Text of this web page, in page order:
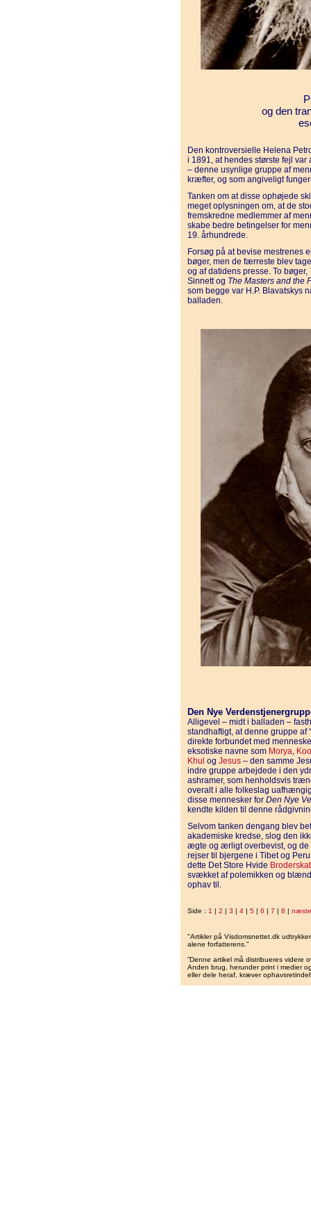
og den
Den kontroversielle Helena
i 1891, at hendes største fejl
– denne usynlige gruppe af
kræfter, og som angiveligt
Tanken om at disse ophøjede
meget oplysningen om, at de
fremskredne medlemmer af
skabe bedre betingelser for
19. århundrede.
Forsøg på at bevise mestrenes
bøger, men de færreste blev
og af datidens presse. To bøger,
Sinnett og The Masters and the
som begge var H.P. Blavatskys
balladen.
Den Nye
Alligevel – midt i balladen –
standhaftigt, at denne gruppe af
direkte forbundet med
eksotiske navne som Morya,
Khul og Jesus – den samme
indre gruppe arbejdede i den
ashramer, som henholdsvis
overalt i alle folkeslag
disse mennesker for Den Nye
kendte kilden til denne
Selvom tanken dengang blev
akademiske kredse, slog den
ægte og ærligt overbevist, og de
rejser til bjergene i Tibet og
dette Det Store Hvide
svækket af polemikken og
ophav til.
Side : 1 | 2 | 3 | 4 | 5 | 6 | 7 | 8 | næste
"Artikler på Visdomsnettet.dk
alene forfatterens.”
”Denne artikel må distribueres videre
Anden brug, herunder print i medier
eller dele heraf, kræver